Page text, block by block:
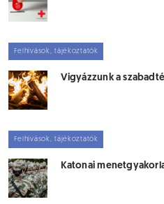
Felhívások, tájékoztatók
Vigyázzunk a
Felhívások, tájékoztatók
Katonai